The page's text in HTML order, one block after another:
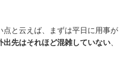
点と云えば、まずは平日に用事が
出先はそれほど混雑していない